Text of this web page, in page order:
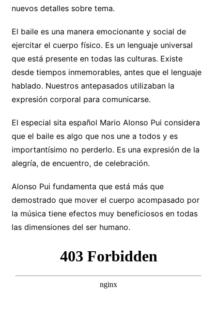
nuevos detalles sobre tema.
El baile es una manera emocionante y social de
ejercitar el cuerpo físico. Es un lenguaje universal
que está presente en todas las culturas. Existe
desde tiempos inmemorables, antes que el lenguaje
hablado. Nuestros antepasados utilizaban la
expresión corporal para comunicarse.
El especial sita español Mario Alonso Pui considera
que el baile es algo que nos une a todos y es
importantísimo no perderlo. Es una expresión de la
alegría, de encuentro, de celebración.
Alonso Pui fundamenta que está más que
demostrado que mover el cuerpo acompasado por
la música tiene efectos muy beneficiosos en todas
las dimensiones del ser humano.